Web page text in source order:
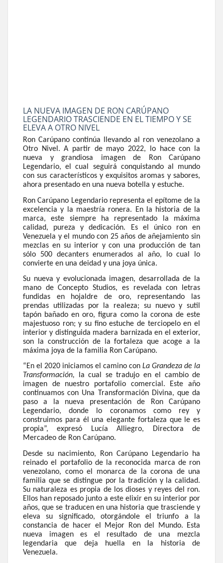
LA NUEVA IMAGEN DE RON CARÚPANO
LEGENDARIO TRASCIENDE EN EL TIEMPO Y SE
ELEVA A OTRO NIVEL
Ron Carúpano continúa llevando al ron venezolano a
Otro Nivel. A partir de mayo 2022, lo hace con la
nueva y grandiosa imagen de Ron Carúpano
Legendario, el cual seguirá conquistando al mundo
con sus característicos y exquisitos aromas y sabores,
ahora presentado en una nueva botella y estuche.
Ron Carúpano Legendario representa el epítome de la
excelencia y la maestría ronera. En la historia de la
marca, este siempre ha representado la máxima
calidad, pureza y dedicación. Es el único ron en
Venezuela y el mundo con 25 años de añejamiento sin
mezclas en su interior y con una producción de tan
sólo 500 decanters enumerados al año, lo cual lo
convierte en una deidad y una joya única.
Su nueva y evolucionada imagen, desarrollada de la
mano de Concepto Studios, es revelada con letras
fundidas en hojaldre de oro, representando las
prendas utilizadas por la realeza; su nuevo y sutil
tapón bañado en oro, figura como la corona de este
majestuoso ron; y su fino estuche de terciopelo en el
interior y distinguida madera barnizada en el exterior,
son la construcción de la fortaleza que acoge a la
máxima joya de la familia Ron Carúpano.
“En el 2020 iniciamos el camino con La Grandeza de la
Transformación, la cual se tradujo en el cambio de
imagen de nuestro portafolio comercial. Este año
continuamos con Una Transformación Divina, que da
paso a la nueva presentación de Ron Carúpano
Legendario, donde lo coronamos como rey y
construimos para él una elegante fortaleza que le es
propia”, expresó Lucía Alliegro, Directora de
Mercadeo de Ron Carúpano.
Desde su nacimiento, Ron Carúpano Legendario ha
reinado el portafolio de la reconocida marca de ron
venezolano, como el monarca de la corona de una
familia que se distingue por la tradición y la calidad.
Su naturaleza es propia de los dioses y reyes del ron.
Ellos han reposado junto a este elixir en su interior por
años, que se traducen en una historia que trasciende y
eleva su significado, otorgándole el triunfo a la
constancia de hacer el Mejor Ron del Mundo. Esta
nueva imagen es el resultado de una mezcla
legendaria que deja huella en la historia de
Venezuela.